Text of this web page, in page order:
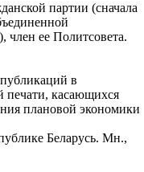
партии (сначала
член ее Политсовета.
в
печати, касающихся
плановой экономики
Беларусь. Мн.,